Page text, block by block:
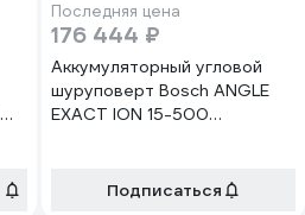
Последняя цена
176 444 ₽
Аккумуляторный угловой
шуруповерт Bosch ANGLE
EXACT ION 15-500
Подписаться